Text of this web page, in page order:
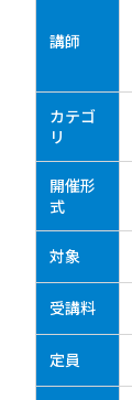
講師
カテゴ
リ
開催形
式
対象
受講料
定員